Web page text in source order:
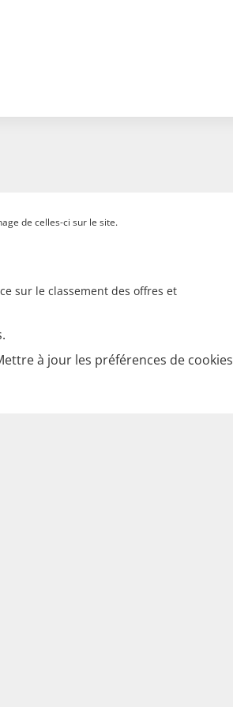
de celles-ci sur le site.
sur le classement des offres et
à jour les préférences de cookies